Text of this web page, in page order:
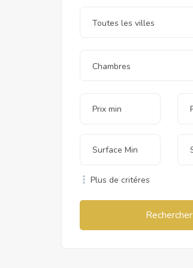
Toutes les villes
Chambres
Plus de critéres
Rechercher